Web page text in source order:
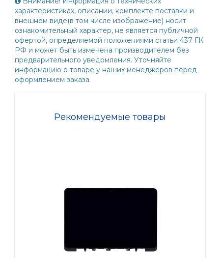
характеристиках, описании, комплекте поставки и
внешнем виде(в том числе изображение) носит
ознакомительный характер, не является публичной
офертой, определяемой положениями статьи 437 ГК
РФ и может быть изменена производителем без
предварительного уведомления. Уточняйте
информацию о товаре у наших менеджеров перед
оформлением заказа.
Рекомендуемые товары